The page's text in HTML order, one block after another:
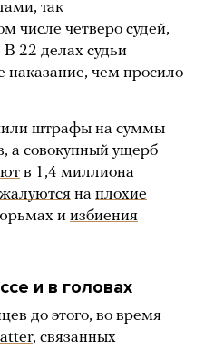
так
числе четверо судей,
22 делах судьи
наказание, чем просило
штрафы на суммы
а совокупный ущерб
в 1,4 миллиона
жалуются на плохие
и избиения
и в головах
до этого, во время
, связанных